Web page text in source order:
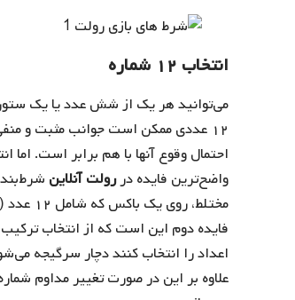
انتخاب ۱۲ شماره
می‌توانید هر یک از شش عدد یا یک
۱۲ عددی ممکن است جوانب مثبت و
احتمال وقوع آنها با هم برابر است. اما انتخاب این ۱۲ عدد مزایایی
واضح‌ترین فایده دررولت آنلاین
مختلط، روی یک باکس که شامل ۱۲ عدد (یک ستون یا دوجین) است، شرط‌بندی کنید.
فایده دوم این است که از انتخاب
علاوه بر این در صورت تغییر مداوم